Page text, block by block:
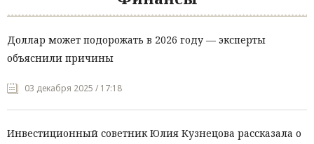
Доллар может подорожать в 2026 году — эксперты
объяснили причины
03 декабря 2025 / 17:18
Инвестиционный советник Юлия Кузнецова рассказала о